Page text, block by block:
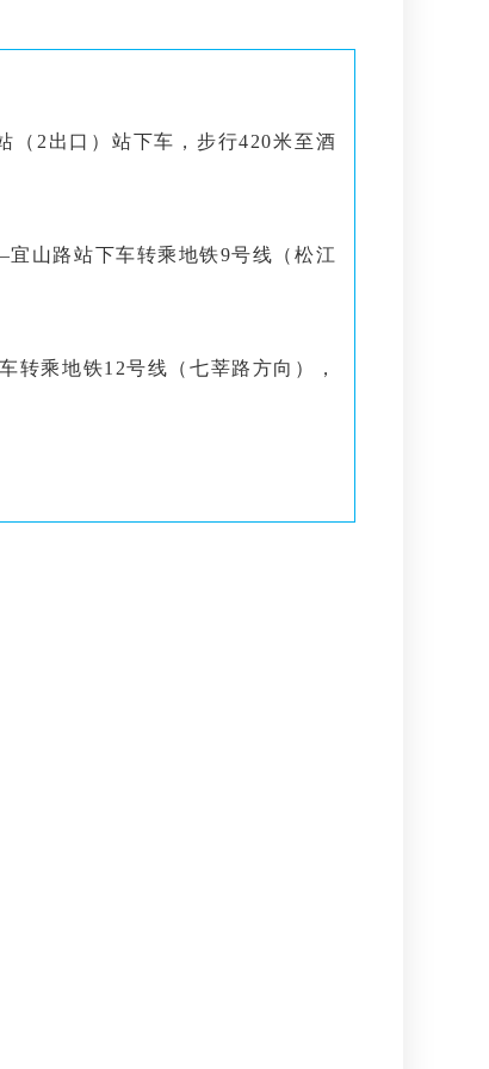
2出口）站下车，步行420米至酒
山路站下车转乘地铁9号线（松江
乘地铁12号线（七莘路方向），